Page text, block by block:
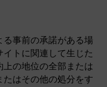
事前の承諾がある場
トに関連して生じた
の地位の全部または
はその他の処分をす